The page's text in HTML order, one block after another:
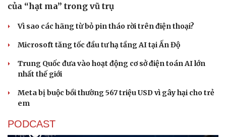
của “hạt ma” trong vũ trụ
Vì sao các hãng từ bỏ pin tháo rời trên điện thoại?
Microsoft tăng tốc đầu tư hạ tầng AI tại Ấn Độ
Trung Quốc đưa vào hoạt động cơ sở điện toán AI lớn
nhất thế giới
Meta bị buộc bồi thường 567 triệu USD vì gây hại cho trẻ
em
PODCAST